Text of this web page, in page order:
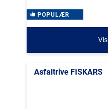
POPULÆR
Vis
Asfaltrive FISKARS